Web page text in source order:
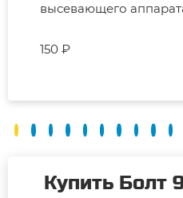
высевающего
150 ₽
Купить Болт